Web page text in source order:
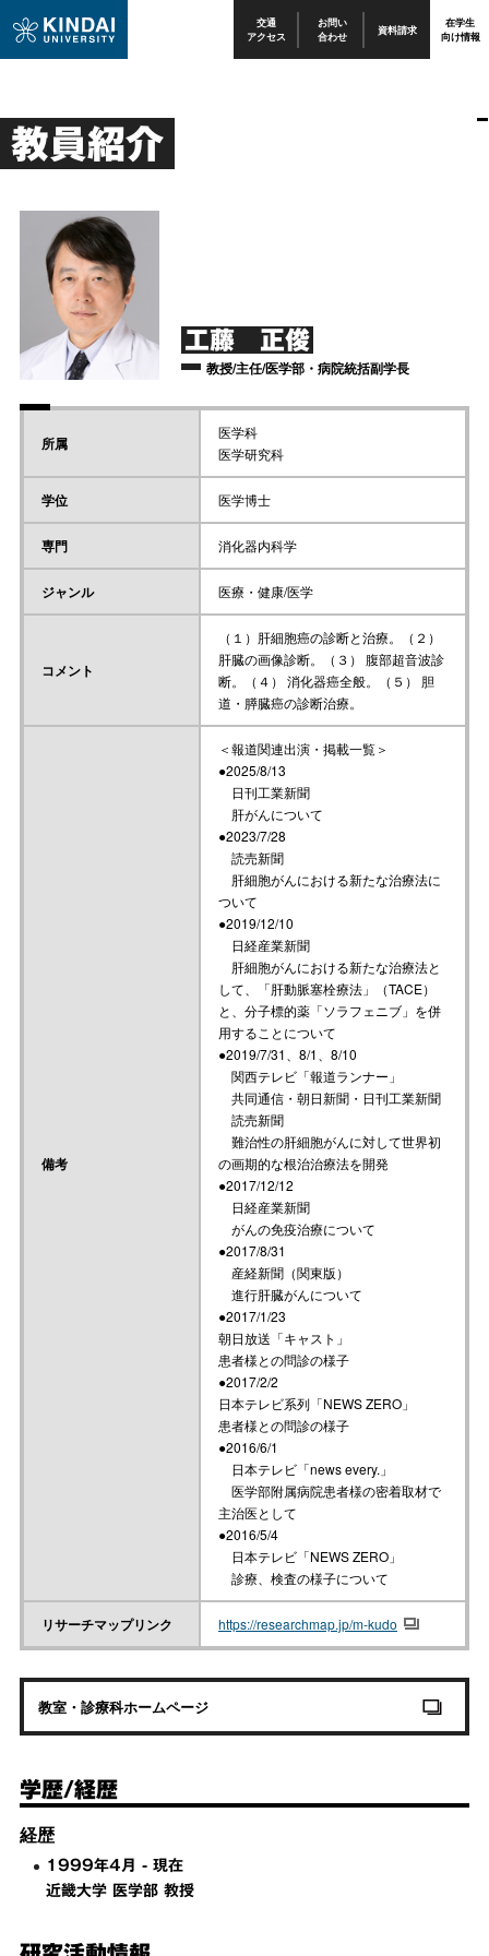
交通
アクセス
お問い
合わせ 資料請求 在学生
向け情報
教員紹介
工藤 正俊
教授/主任/医学部・病院統括副学長
所属
医学科
医学研究科
学位 医学博士
専門 消化器内科学
ジャンル 医療・健康/医学
コメント
（１）肝細胞癌の診断と治療。（２）
肝臓の画像診断。（３） 腹部超音波診
断。（４） 消化器癌全般。（５） 胆
道・膵臓癌の診断治療。
備考
＜報道関連出演・掲載一覧＞
●2025/8/13
日刊工業新聞
肝がんについて
●2023/7/28
読売新聞
肝細胞がんにおける新たな治療法に
ついて
●2019/12/10
日経産業新聞
肝細胞がんにおける新たな治療法と
して、「肝動脈塞栓療法」（TACE）
と、分⼦標的薬「ソラフェニブ」を併
⽤することについて
●2019/7/31、8/1、8/10
関西テレビ「報道ランナー」
共同通信・朝日新聞・日刊工業新聞
読売新聞
難治性の肝細胞がんに対して世界初
の画期的な根治治療法を開発
●2017/12/12
日経産業新聞
がんの免疫治療について
●2017/8/31
産経新聞（関東版）
進行肝臓がんについて
●2017/1/23
朝日放送「キャスト」
患者様との問診の様子
●2017/2/2
日本テレビ系列「NEWS ZERO」
患者様との問診の様子
●2016/6/1
日本テレビ「news every.」
医学部附属病院患者様の密着取材で
主治医として
●2016/5/4
日本テレビ「NEWS ZERO」
診療、検査の様子について
リサーチマップリンク https://researchmap.jp/m-kudo
教室・診療科ホームページ
学歴/経歴
経歴
1999年4月 - 現在
近畿大学 医学部 教授